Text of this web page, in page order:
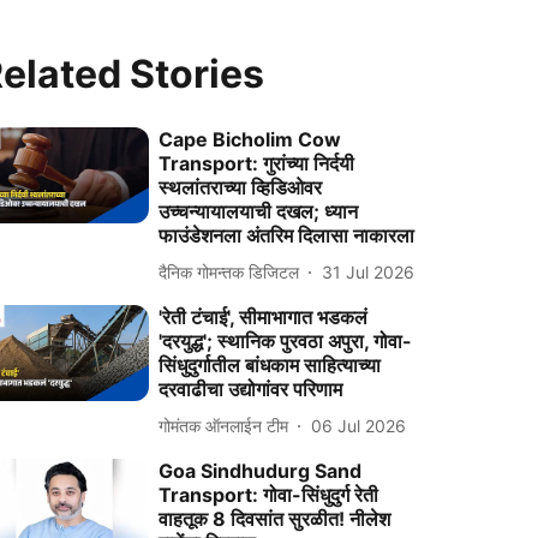
Stories
Cape Bicholim Cow
Transport: गुरांच्या निर्दयी
स्थलांतराच्या व्हिडिओवर
उच्चन्यायालयाची दखल; ध्यान
फाउंडेशनला अंतरिम दिलासा नाकारला
दैनिक गोमन्तक डिजिटल 31 Jul 2026
'रेती टंचाई', सीमाभागात भडकलं
'दरयुद्ध'; स्थानिक पुरवठा अपुरा, गोवा-
सिंधुदुर्गातील बांधकाम साहित्याच्या
दरवाढीचा उद्योगांवर परिणाम
गोमंतक ऑनलाईन टीम 06 Jul 2026
Goa Sindhudurg Sand
Transport: गोवा-सिंधुदुर्ग रेती
वाहतूक 8 दिवसांत सुरळीत! नीलेश